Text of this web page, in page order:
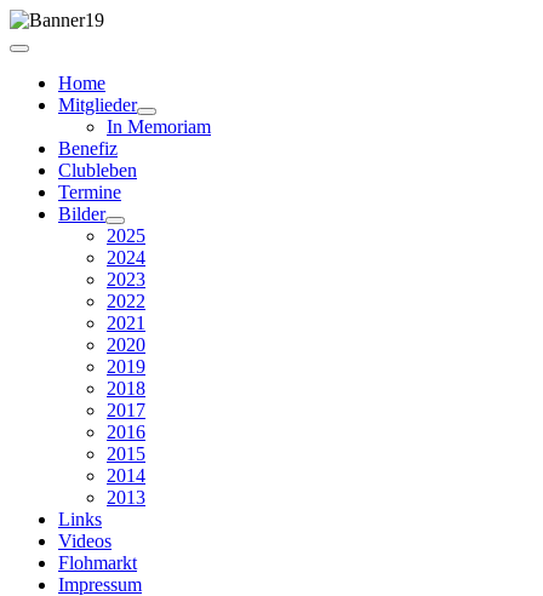
Home
Mitglieder
In Memoriam
Benefiz
Clubleben
Termine
Bilder
2025
2024
2023
2022
2021
2020
2019
2018
2017
2016
2015
2014
2013
Links
Videos
Flohmarkt
Impressum